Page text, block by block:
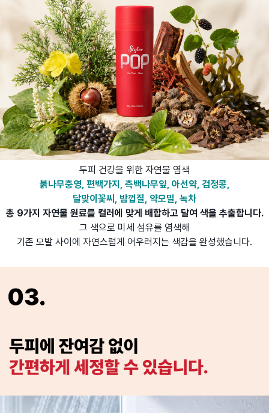
두피 건강을 위한 자연물 염색
붉나무충영, 편백가지, 측백나무잎, 아선약, 검정콩,
달맞이꽃씨, 밤껍질, 약모밀, 녹차
총 9가지 자연물 원료를 컬러에 맞게 배합하고 달여 색을 추출합니다.
그 색으로 미세 섬유를 염색해
기존 모발 사이에 자연스럽게 어우러지는 색감을 완성했습니다.